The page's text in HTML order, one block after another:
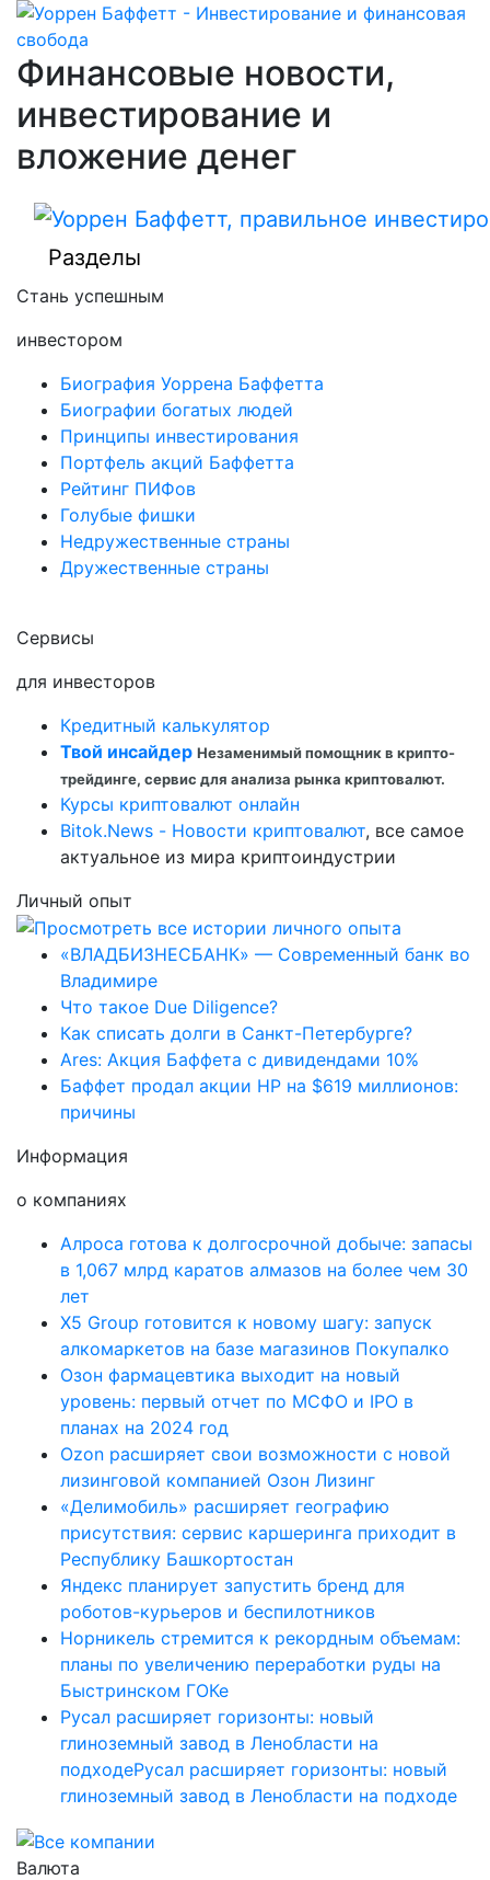
Финансовые новости,
инвестирование и
вложение денег
Разделы
Стань успешным
инвестором
Биография Уоррена Баффетта
Биографии богатых людей
Принципы инвестирования
Портфель акций Баффетта
Рейтинг ПИФов
Голубые фишки
Недружественные страны
Дружественные страны
Сервисы
для инвесторов
Кредитный калькулятор
Твой инсайдер Незаменимый помощник в крипто-
трейдинге, сервис для анализа рынка криптовалют.
Курсы криптовалют онлайн
Bitok.News - Новости криптовалют, все самое
актуальное из мира криптоиндустрии
Личный опыт
«ВЛАДБИЗНЕСБАНК» — Современный банк во
Владимире
Что такое Due Diligence?
Как списать долги в Санкт-Петербурге?
Ares: Акция Баффета с дивидендами 10%
Баффет продал акции HP на $619 миллионов:
причины
Информация
о компаниях
Алроса готова к долгосрочной добыче: запасы
в 1,067 млрд каратов алмазов на более чем 30
лет
X5 Group готовится к новому шагу: запуск
алкомаркетов на базе магазинов Покупалко
Озон фармацевтика выходит на новый
уровень: первый отчет по МСФО и IPO в
планах на 2024 год
Ozon расширяет свои возможности с новой
лизинговой компанией Озон Лизинг
«Делимобиль» расширяет географию
присутствия: сервис каршеринга приходит в
Республику Башкортостан
Яндекс планирует запустить бренд для
роботов-курьеров и беспилотников
Норникель стремится к рекордным объемам:
планы по увеличению переработки руды на
Быстринском ГОКе
Русал расширяет горизонты: новый
глиноземный завод в Ленобласти на
подходеРусал расширяет горизонты: новый
глиноземный завод в Ленобласти на подходе
Валюта